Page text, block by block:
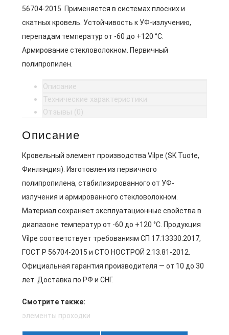
56704-2015. Применяется в системах плоских и
скатных кровель. Устойчивость к УФ-излучению,
перепадам температур от -60 до +120 °C.
Армирование стекловолокном. Первичный
полипропилен.
Описание
Технические характеристики
Отзывы (0)
Описание
Кровельный элемент производства Vilpe (SK Tuote,
Финляндия). Изготовлен из первичного
полипропилена, стабилизированного от УФ-
излучения и армированного стекловолокном.
Материал сохраняет эксплуатационные свойства в
диапазоне температур от -60 до +120 °C. Продукция
Vilpe соответствует требованиям СП 17.13330.2017,
ГОСТ Р 56704-2015 и СТО НОСТРОЙ 2.13.81-2012.
Официальная гарантия производителя — от 10 до 30
лет. Доставка по РФ и СНГ.
Смотрите также:
элементы проходки